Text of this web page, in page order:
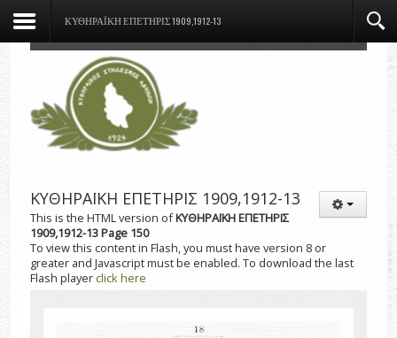
ΚΥΘΗΡΑΪΚΗ ΕΠΕΤΗΡΙΣ 1909,1912-13
ΚΥΘΗΡΑΪΚΗ ΕΠΕΤΗΡΙΣ 1909,1912-13
This is the HTML version ofΚΥΘΗΡΑΪΚΗ ΕΠΕΤΗΡΙΣ
1909,1912-13 Page 150
To view this content in Flash, you must have version 8 or
greater and Javascript must be enabled. To download the last
Flash player click here